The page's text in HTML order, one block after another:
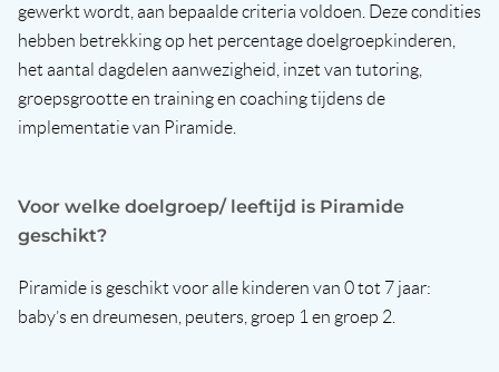
gewerkt wordt, aan bepaalde criteria voldoen. Deze condities
hebben betrekking op het percentage doelgroepkinderen,
het aantal dagdelen aanwezigheid, inzet van tutoring,
groepsgrootte en training en coaching tijdens de
implementatie van Piramide.
Voor welke doelgroep/ leeftijd is Piramide
geschikt?
Piramide is geschikt voor alle kinderen van 0 tot 7 jaar:
baby’s en dreumesen, peuters, groep 1 en groep 2.